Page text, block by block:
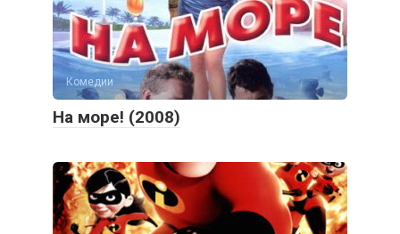
Комедии
На море! (2008)